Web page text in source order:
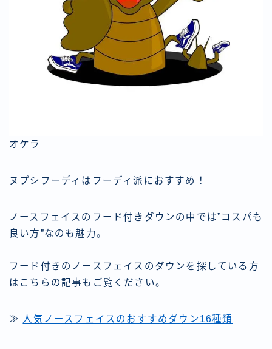
オケラ
ヌプシフーディはフーディ派におすすめ！
ノースフェイスのフード付きダウンの中では”コスパも
良い方”なのも魅力。
フード付きのノースフェイスのダウンを探している方
はこちらの記事もご覧ください。
≫ 人気ノースフェイスのおすすめダウン16種類